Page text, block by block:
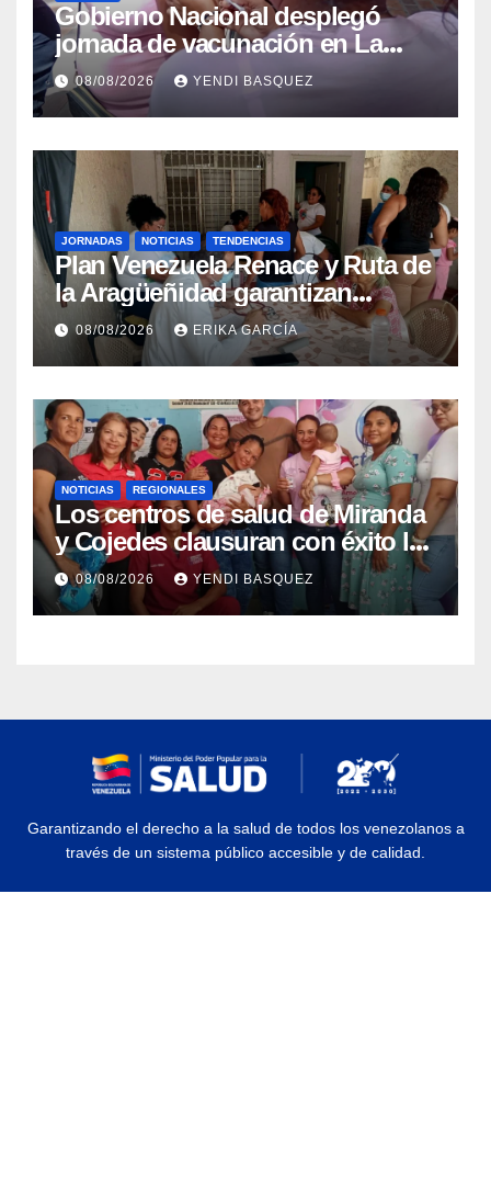
Gobierno Nacional desplegó
jornada de vacunación en La
Guaira para garantizar protección
epidemiológica
08/08/2026 YENDI BASQUEZ
JORNADAS NOTICIAS TENDENCIAS
Plan Venezuela Renace y Ruta de
la Aragüeñidad garantizan
atención médica integral en
Aragua
08/08/2026 ERIKA GARCÍA
NOTICIAS REGIONALES
Los centros de salud de Miranda
y Cojedes clausuran con éxito la
Semana Mundial de la Lactancia
Materna
08/08/2026 YENDI BASQUEZ
Garantizando el derecho a la salud de todos los venezolanos a
través de un sistema público accesible y de calidad.